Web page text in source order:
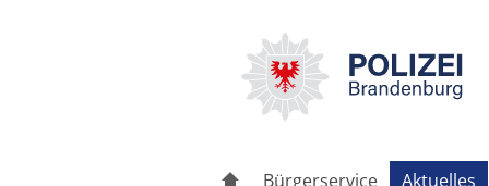
Bürgerservice Aktuelles